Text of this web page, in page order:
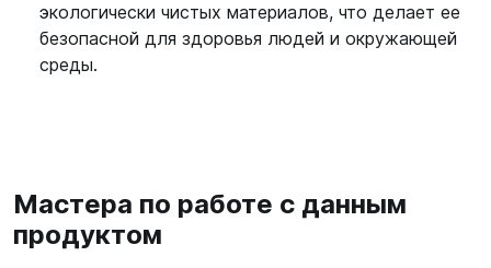
экологически чистых материалов, что делает ее
безопасной для здоровья людей и окружающей
среды.
Мастера по работе с данным
продуктом